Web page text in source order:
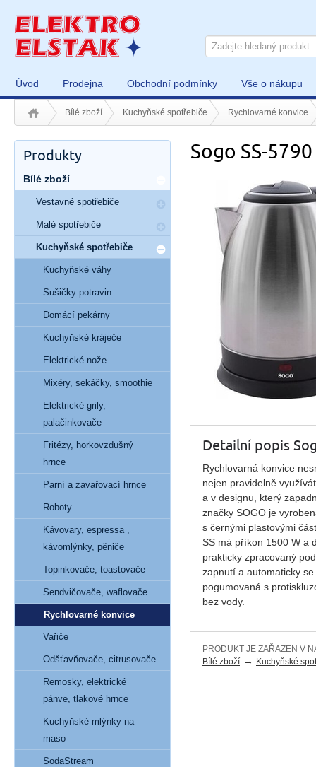
Úvod Prodejna Obchodní podmínky Vše o nákupu
Bílé zboží Kuchyňské spotřebiče Rychlovarné konvice
Sogo SS-5790
Detailní popis
Rychlovarná konvice
nejen pravidelně
a v designu, který
značky SOGO je
s černými plastovými
SS má příkon 1500 W a
prakticky zpracovaný
zapnutí a automaticky
pogumovaná s
bez vody.
PRODUKT JE ZAŘAZEN V
Bílé zboží → Kuchyňské
Produkty
Bílé zboží
Vestavné spotřebiče
Malé spotřebiče
Kuchyňské spotřebiče
Kuchyňské váhy
Sušičky potravin
Domácí pekárny
Kuchyňské kráječe
Elektrické nože
Mixéry, sekáčky, smoothie
Elektrické grily,
palačinkovače
Fritézy, horkovzdušný
hrnce
Parní a zavařovací hrnce
Roboty
Kávovary, espressa ,
kávomlýnky, pěniče
Topinkovače, toastovače
Sendvičovače, waflovače
Rychlovarné konvice
Vařiče
Odšťavňovače, citrusovače
Remosky, elektrické
pánve, tlakové hrnce
Kuchyňské mlýnky na
maso
SodaStream